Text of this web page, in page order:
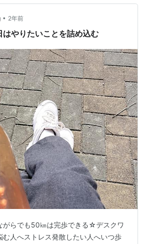
品価格: 49800 円楽天で詳細を見る
ス スカーフ カレ 90 伝説の馬 ホワイ
• 2年前
はやりたいことを詰め込む
がらでも50㎞は完歩できる☆デスクワ
む人へストレス発散したい人へいつ歩